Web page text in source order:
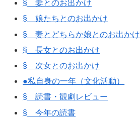
§ 妻とのお出かけ
§ 娘たちとのお出かけ
§ 妻とどちらか娘とのお出かけ
§ 長女とのお出かけ
§ 次女とのお出かけ
●私自身の一年（文化活動）
§ 読書・観劇レビュー
§ 今年の読書